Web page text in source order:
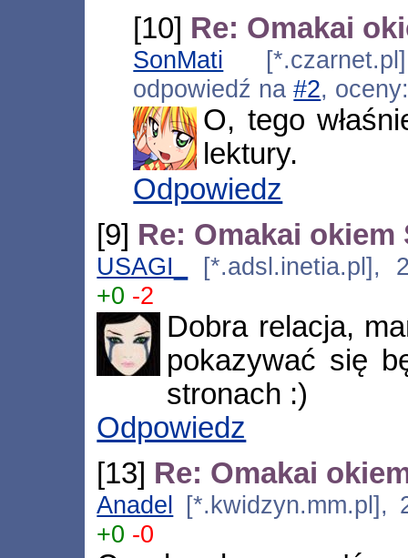
[10] Re: Omakai
SonMati
odpowiedź na#2,
O, tego
lektury.
Odpowiedz
[9] Re: Omakai okiem
USAGI_
[*.adsl.inetia.pl],
+0 -2
Dobra relacja,
pokazywać się
stronach :)
Odpowiedz
[13] Re: Omakai
Anadel [*.kwidzyn.mm.pl],
+0 -0